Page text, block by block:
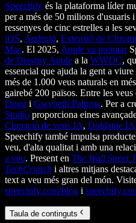
Speechify és la plataforma líder
per a més de 50 milions d'usuaris
ressenyes de cinc estrelles a les
iOS, Android, Extensió de
Mac. El 2025, Apple va premiar
de Disseny Apple a la WWDC,
essencial que ajuda la gent a
més de 1.000 veus naturals en
gairebé 200 països. Entre les
Dogg i Gwyneth Paltrow. Per a
Studio proporciona eines
Clonació de veus IA, Doblatge IA
Speechify també impulsa
veu, d'alta qualitat i amb una
a veu. Present en The Wall Street
TechCrunch i altres mitjans
text a veu més gran del món.
speechify.com/blog i
Taula de continguts